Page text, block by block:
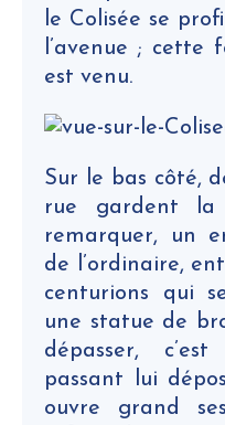
le Colisée se
l’avenue ; cette
est venu.
Sur le bas côté,
rue gardent
remarquer, un
de l’ordinaire,
centurions qui
une statue de
dépasser,
passant lui
ouvre grand